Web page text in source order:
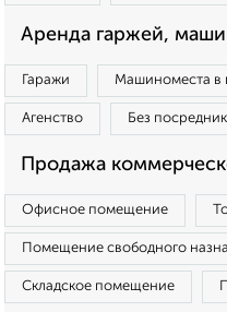
Аренда гаржей,
Гаражи Машиноместа в
Агенство Без
Продажа
Офисное помещение
Помещение свободного
Складское помещение